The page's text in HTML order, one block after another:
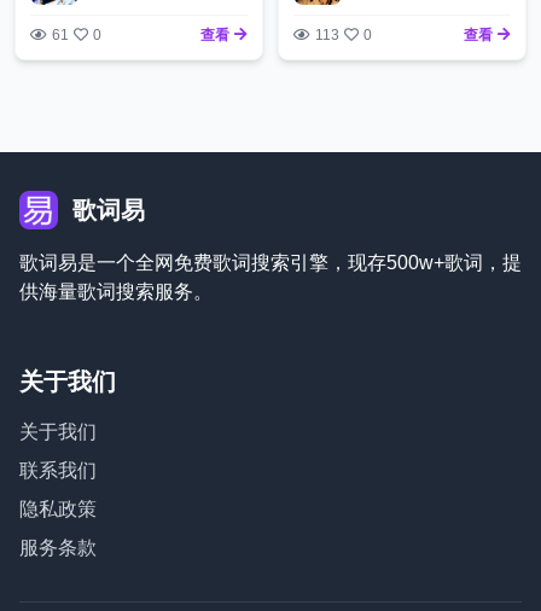
61 0 查看 113 0 查看
歌词易
歌词易是一个全网免费歌词搜索引擎，现存500w+歌词，提
供海量歌词搜索服务。
关于我们
关于我们
联系我们
隐私政策
服务条款